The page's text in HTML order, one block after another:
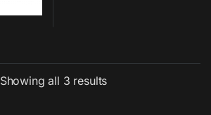
Showing all 3 results